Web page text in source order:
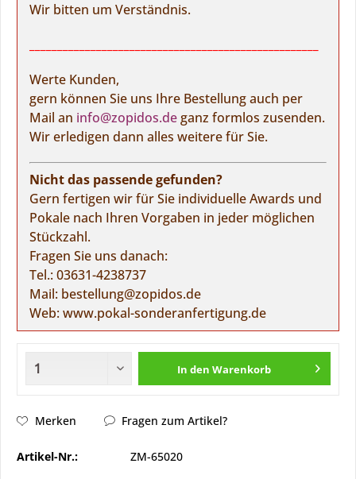
Wir bitten um Verständnis.
Werte Kunden,
gern können Sie uns Ihre Bestellung auch per
Mail an info@zopidos.deganz formlos zusenden.
Wir erledigen dann alles weitere für Sie.
Nicht das passende gefunden?
Gern fertigen wir für Sie individuelle Awards und
Pokale nach Ihren Vorgaben in jeder möglichen
Stückzahl.
Fragen Sie uns danach:
Tel.:03631-4238737
Mail: bestellung@zopidos.de
Web:www.pokal-sonderanfertigung.de
In den Warenkorb
Merken Fragen zum Artikel?
Artikel-Nr.: ZM-65020